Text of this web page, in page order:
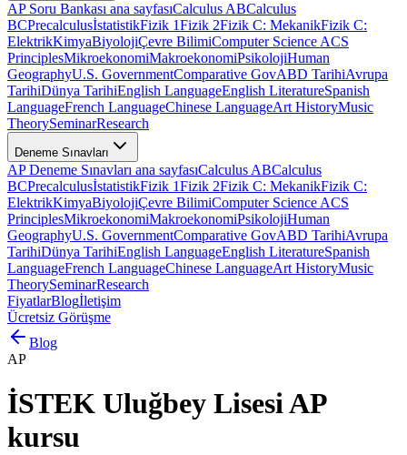
AP Soru Bankası ana sayfasıCalculus ABCalculus
BCPrecalculusİstatistikFizik 1Fizik 2Fizik C: MekanikFizik C:
ElektrikKimyaBiyolojiÇevre BilimiComputer Science ACS
PrinciplesMikroekonomiMakroekonomiPsikolojiHuman
GeographyU.S. GovernmentComparative GovABD TarihiAvrupa
TarihiDünya TarihiEnglish LanguageEnglish LiteratureSpanish
LanguageFrench LanguageChinese LanguageArt HistoryMusic
TheorySeminarResearch
Deneme Sınavları
AP Deneme Sınavları ana sayfasıCalculus ABCalculus
BCPrecalculusİstatistikFizik 1Fizik 2Fizik C: MekanikFizik C:
ElektrikKimyaBiyolojiÇevre BilimiComputer Science ACS
PrinciplesMikroekonomiMakroekonomiPsikolojiHuman
GeographyU.S. GovernmentComparative GovABD TarihiAvrupa
TarihiDünya TarihiEnglish LanguageEnglish LiteratureSpanish
LanguageFrench LanguageChinese LanguageArt HistoryMusic
TheorySeminarResearch
FiyatlarBlogİletişim
Ücretsiz Görüşme
Blog
AP
İSTEK Uluğbey Lisesi AP
kursu